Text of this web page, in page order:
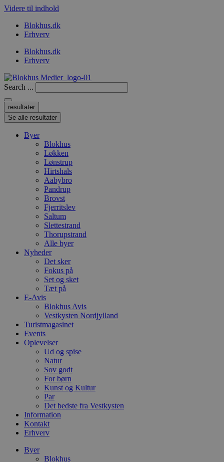
Videre til indhold
Blokhus.dk
Erhverv
Blokhus.dk
Erhverv
Search ...
resultater
Se alle resultater
Byer
Blokhus
Løkken
Lønstrup
Hirtshals
Aabybro
Pandrup
Brovst
Fjerritslev
Saltum
Slettestrand
Thorupstrand
Alle byer
Nyheder
Det sker
Fokus på
Set og sket
Tæt på
E-Avis
Blokhus Avis
Vestkysten Nordjylland
Turistmagasinet
Events
Oplevelser
Ud og spise
Natur
Sov godt
For børn
Kunst og Kultur
Par
Det bedste fra Vestkysten
Information
Kontakt
Erhverv
Byer
Blokhus